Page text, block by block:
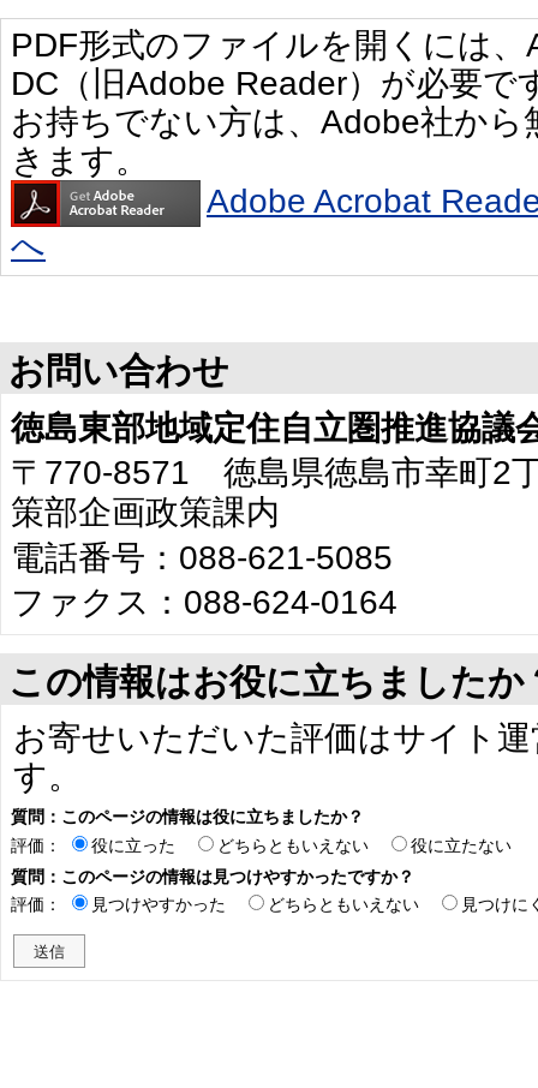
PDF形式のファイルを開くには
DC（旧Adobe Reader）が必要で
お持ちでない方は、Adobe社か
きます。
Adobe Acrobat
へ
お問い合わせ
徳島東部地域定住自立圏推進協議
〒770-8571 徳島県徳島市幸町2
策部企画政策課内
電話番号：088-621-5085
ファクス：088-624-0164
この情報はお役に立ちましたか
お寄せいただいた評価はサイト
す。
質問：このページの情報は役に立ちましたか？
評価：
役に立った どちらともいえない
役に立たない
質問：このページの情報は見つけやすかったですか？
評価：
見つけやすかった どちらともいえない 見つけに